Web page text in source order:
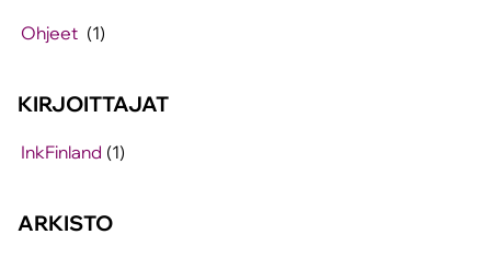
Ohjeet (1)
KIRJOITTAJAT
InkFinland (1)
ARKISTO